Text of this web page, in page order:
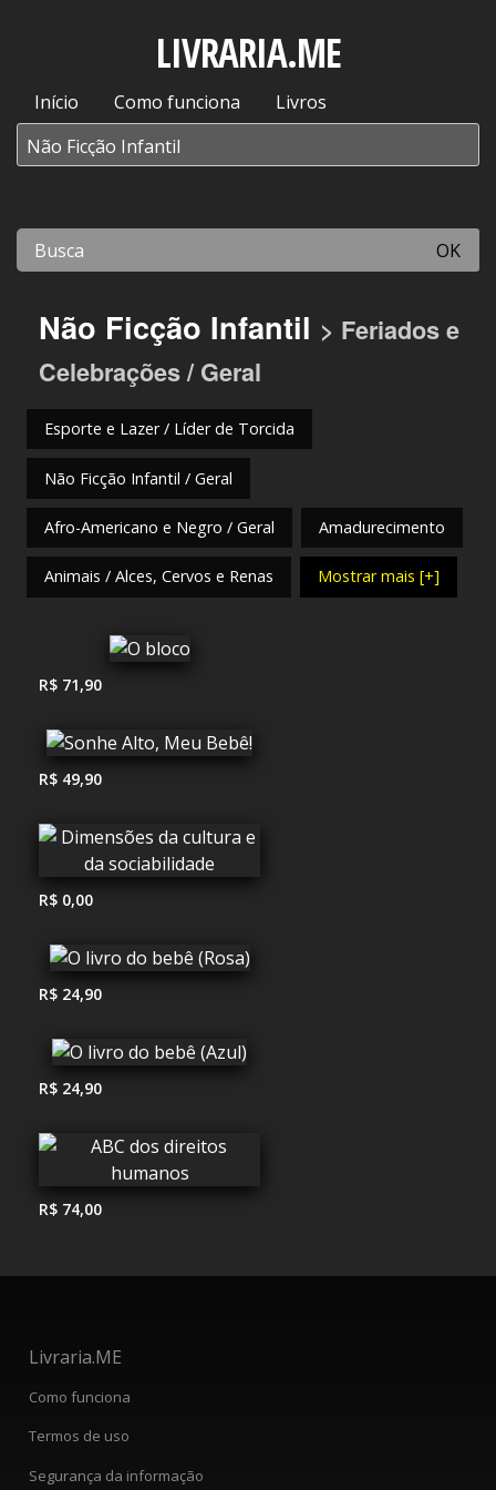
LIVRARIA.ME
Início Como funciona Livros
OK
Não Ficção Infantil > Feriados e
Celebrações / Geral
Esporte e Lazer / Líder de Torcida
Não Ficção Infantil / Geral
Afro-Americano e Negro / Geral Amadurecimento
Animais / Alces, Cervos e Renas Mostrar mais [+]
R$ 71,90
R$ 49,90
R$ 0,00
R$ 24,90
R$ 24,90
R$ 74,00
Livraria.ME
Como funciona
Termos de uso
Segurança da informação